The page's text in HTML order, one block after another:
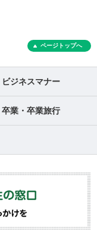
ページトップへ
ビジネスマナー
卒業・卒業旅行